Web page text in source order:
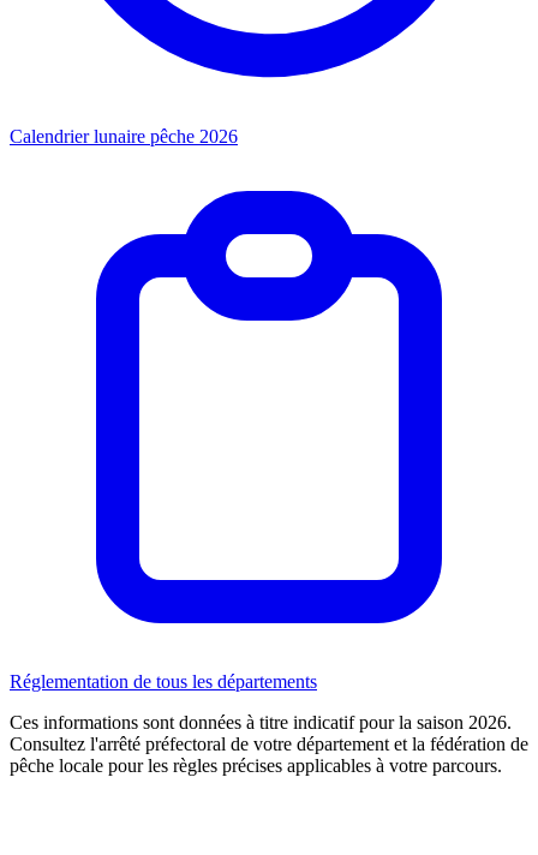
Calendrier lunaire pêche 2026
Réglementation de tous les départements
Ces informations sont données à titre indicatif pour la saison 2026.
Consultez l'arrêté préfectoral de votre département et la fédération de
pêche locale pour les règles précises applicables à votre parcours.